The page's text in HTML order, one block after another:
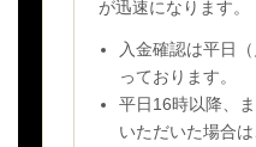
が迅速になります。
入金確認は平日
っております。
平日16時以降、
いただいた場合